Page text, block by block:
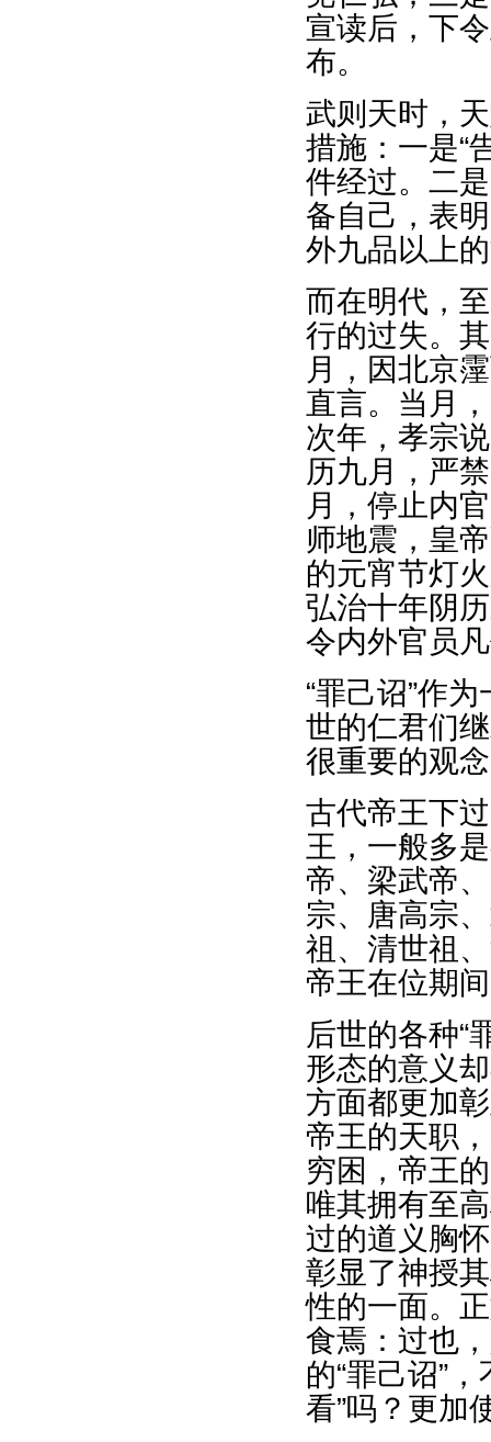
宣读后，下
布。
武则天时，
措施：一是“
件经过。二
备自己，表
外九品以上
而在明代，
行的过失。
月，因北京
直言。当月
次年，孝宗
历九月，严
月，停止内
师地震，皇
的元宵节灯
弘治十年阴
令内外官员
“罪己诏”作
世的仁君们
很重要的观
古代帝王下
王，一般多
帝、梁武帝
宗、唐高宗
祖、清世祖
帝王在位期
后世的各种“
形态的意义
方面都更加
帝王的天职
穷困，帝王
唯其拥有至
过的道义胸
彰显了神授
性的一面。
食焉：过也
的“罪己诏”
看”吗？更加